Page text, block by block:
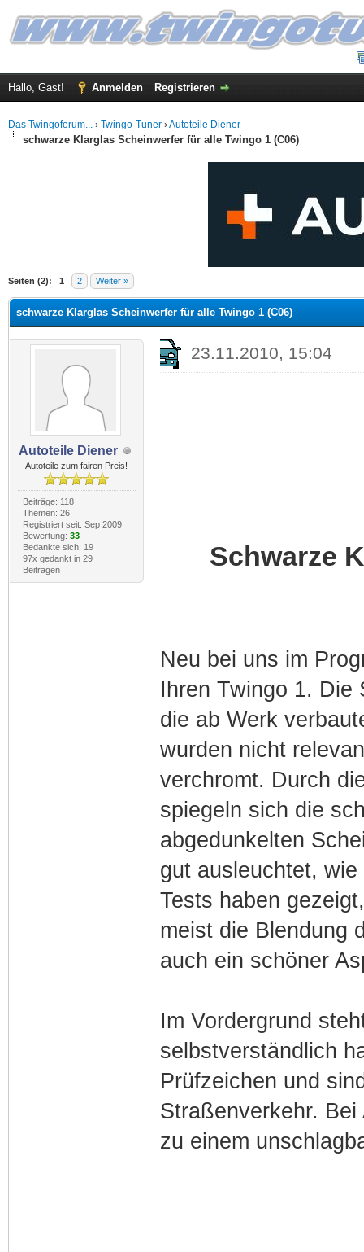
Hallo, Gast! Anmelden Registrieren
Das Twingoforum... › Twingo-Tuner ›Autoteile Diener
schwarze Klarglas Scheinwerfer für alle Twingo 1 (C06)
Seiten (2): 1 2 Weiter »
schwarze Klarglas Scheinwerfer für alle Twingo 1 (C06)
Autoteile Diener
Autoteile zum fairen Preis!
Beiträge: 118
Themen: 26
Registriert seit: Sep 2009
Bewertung: 33
Bedankte sich: 19
97x gedankt in 29
Beiträgen
23.11.2010, 15:04
Schwarze
Neu bei uns im
Ihren Twingo 1. Die
die ab Werk
wurden nicht
verchromt. Durch
spiegeln sich die
abgedunkelten
gut ausleuchtet,
Tests haben
meist die Blendung
auch ein schöner
Im Vordergrund
selbstverständlich
Prüfzeichen und
Straßenverkehr.
zu einem